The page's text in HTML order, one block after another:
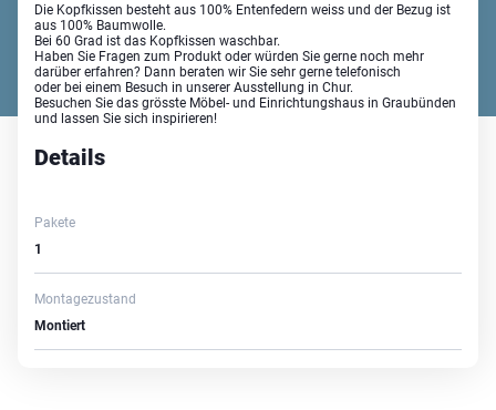
Die Kopfkissen besteht aus 100% Entenfedern weiss und der Bezug ist
aus 100% Baumwolle.
Bei 60 Grad ist das Kopfkissen waschbar.
Haben Sie Fragen zum Produkt oder würden Sie gerne noch mehr
darüber erfahren? Dann beraten wir Sie sehr gerne telefonisch
oder bei einem Besuch in unserer Ausstellung in Chur.
Besuchen Sie das grösste Möbel- und Einrichtungshaus in Graubünden
und lassen Sie sich inspirieren!
Details
Pakete
1
Montagezustand
Montiert